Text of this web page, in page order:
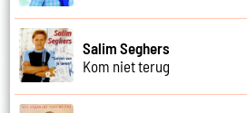
Salim Seghers
Kom niet terug